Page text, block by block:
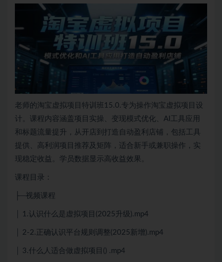
老师的淘宝虚拟项目特训班15.0.专为操作淘宝虚拟项目设
计。课程内容涵盖项目实操、变现模式优化、AI工具应用
和标题流量提升，从开店到打造自动盈利店铺，包括工具
提供、高利润项目推荐及矩阵，适合新手或兼职操作，实
现稳定收益。学员数据显示高收益效果。
课程目录：
├─视频课程
│ 1.认识什么是虚拟项目(2025升级).mp4
│ 2-2.正确认识平台规则调整(2025新增).mp4
│ 3.什么人适合做虚拟项目() .mp4